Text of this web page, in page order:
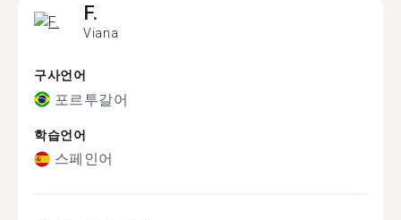
F.
Viana
구사언어
포르투갈어
학습언어
스페인어